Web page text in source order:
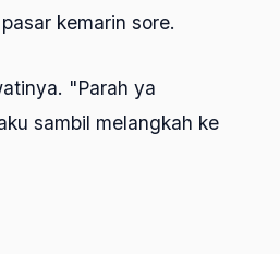
kemarin sore.
"Parah ya
sambil melangkah ke